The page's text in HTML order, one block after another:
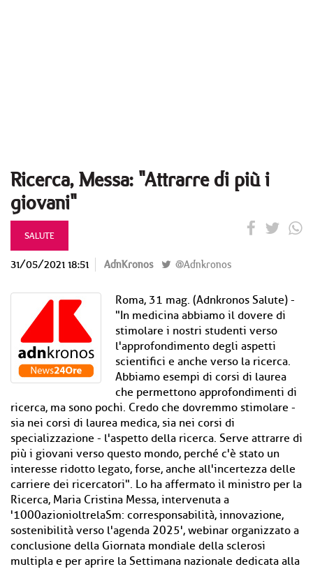
Ricerca, Messa: "Attrarre di più i
giovani"
SALUTE
31/05/2021 18:51 AdnKronos @Adnkronos
Roma, 31 mag. (Adnkronos Salute) -
"In medicina abbiamo il dovere di
stimolare i nostri studenti verso
l'approfondimento degli aspetti
scientifici e anche verso la ricerca.
Abbiamo esempi di corsi di laurea
che permettono approfondimenti di
ricerca, ma sono pochi. Credo che dovremmo stimolare -
sia nei corsi di laurea medica, sia nei corsi di
specializzazione - l'aspetto della ricerca. Serve attrarre di
più i giovani verso questo mondo, perché c'è stato un
interesse ridotto legato, forse, anche all'incertezza delle
carriere dei ricercatori". Lo ha affermato il ministro per la
Ricerca, Maria Cristina Messa, intervenuta a
'1000azionioltrelaSm: corresponsabilità, innovazione,
sostenibilità verso l'agenda 2025', webinar organizzato a
conclusione della Giornata mondiale della sclerosi
multipla e per aprire la Settimana nazionale dedicata alla